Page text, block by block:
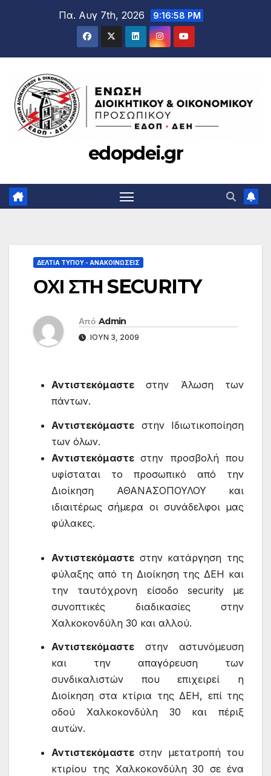
Πα. Αυγ 7th, 2026 9:16:58 PM
edopdei.gr
ΔΕΛΤΊΑ ΤΎΠΟΥ - ΑΝΑΚΟΙΝΏΣΕΙΣ
ΟΧΙ ΣΤΗ SECURITY
Από Admin
ΙΟΎΝ 3, 2009
Αντιστεκόμαστε στην Άλωση των
πάντων.
Αντιστεκόμαστε στην Ιδιωτικοποίηση
των όλων.
Αντιστεκόμαστεστην προσβολή που
υφίσταται το προσωπικό από την
Διοίκηση ΑΘΑΝΑΣΟΠΟΥΛΟΥ και
ιδιαιτέρως σήμερα οι συνάδελφοι μας
φύλακες.
Αντιστεκόμαστε στην κατάργηση της
φύλαξης από τη Διοίκηση της ΔΕΗ και
την ταυτόχρονη είσοδο security με
συνοπτικές διαδικασίες στην
Χαλκοκονδύλη 30 και αλλού.
Αντιστεκόμαστε στην αστυνόμευση
και την απαγόρευση των
συνδικαλιστών που επιχειρεί η
Διοίκηση στα κτίρια της ΔΕΗ, επί της
οδού Χαλκοκονδύλη 30 και πέριξ
αυτών.
Αντιστεκόμαστεστην μετατροπή του
κτιρίου της Χαλκοκονδύλη 30 σε ένα